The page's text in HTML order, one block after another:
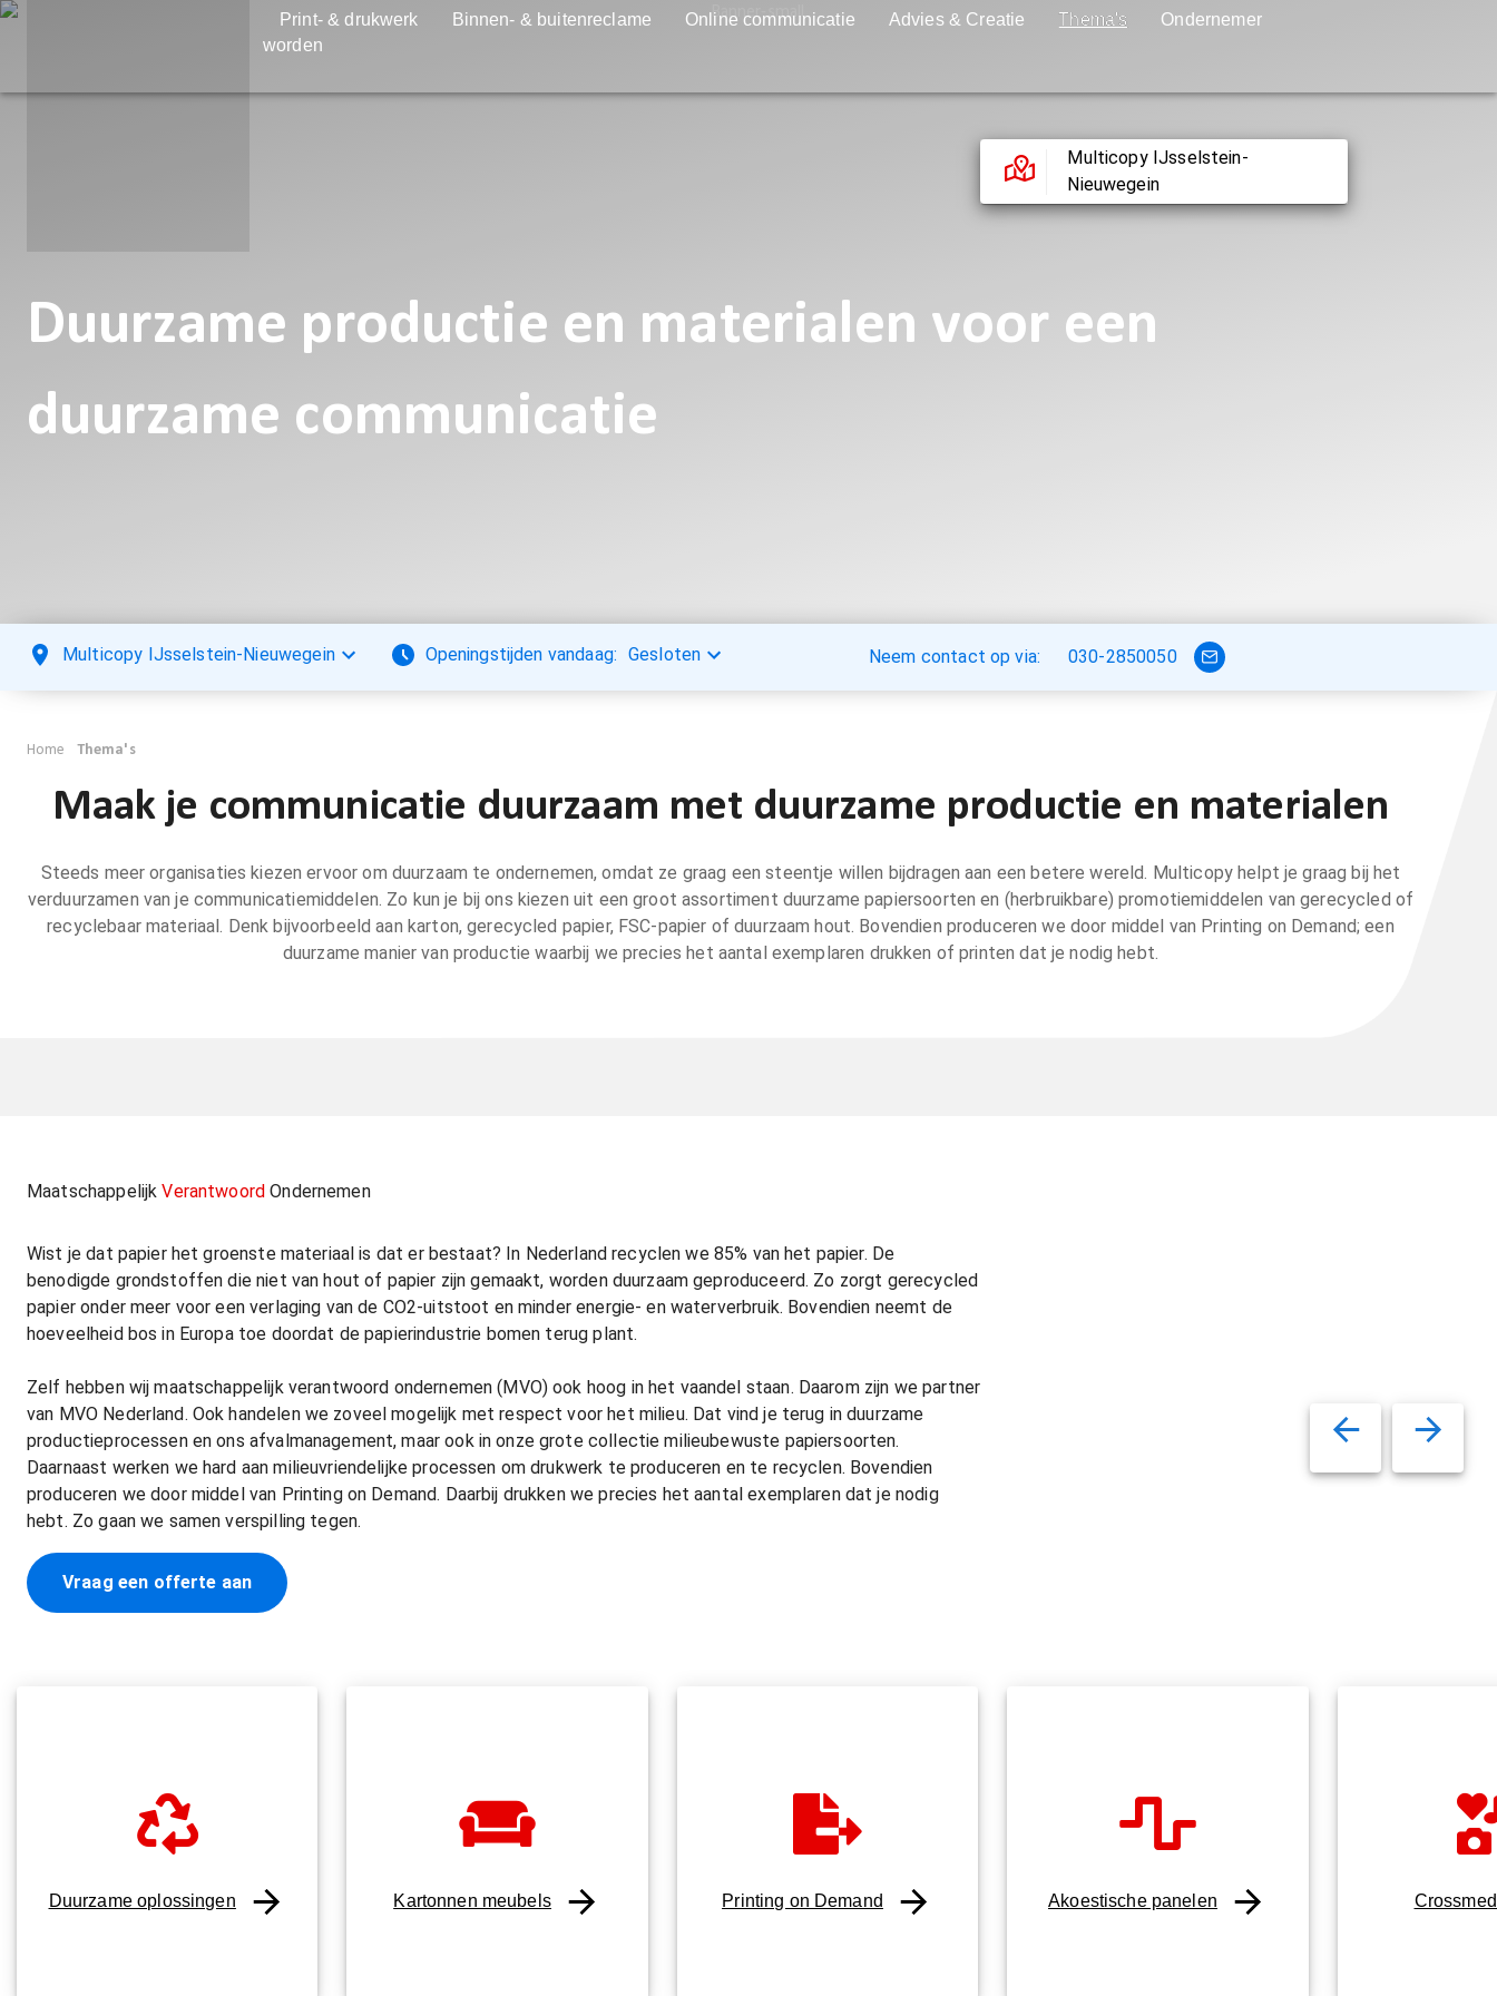
Print- & drukwerk Binnen- & buitenreclame Online communicatie Advies & Creatie Thema's
Ondernemer
worden
Multicopy IJsselstein-
Nieuwegein
Duurzame productie en materialen voor een
duurzame communicatie
Multicopy IJsselstein-Nieuwegein Openingstijden vandaag: Gesloten Neem contact op via: 030-2850050
Home Thema's
Maak je communicatie duurzaam met duurzame productie en materialen
Steeds meer organisaties kiezen ervoor om duurzaam te ondernemen, omdat ze graag een steentje willen bijdragen aan een betere wereld. Multicopy helpt je graag bij het
verduurzamen van je communicatiemiddelen. Zo kun je bij ons kiezen uit een groot assortiment duurzame papiersoorten en (herbruikbare) promotiemiddelen van gerecycled of
recyclebaar materiaal. Denk bijvoorbeeld aan karton, gerecycled papier, FSC-papier of duurzaam hout. Bovendien produceren we door middel van Printing on Demand; een
duurzame manier van productie waarbij we precies het aantal exemplaren drukken of printen dat je nodig hebt.
MaatschappelijkVerantwoord Ondernemen
Wist je dat papier het groenste materiaal is dat er bestaat? In Nederland recyclen we 85% van het papier. De
benodigde grondstoffen die niet van hout of papier zijn gemaakt, worden duurzaam geproduceerd. Zo zorgt gerecycled
papier onder meer voor een verlaging van de CO2-uitstoot en minder energie- en waterverbruik. Bovendien neemt de
hoeveelheid bos in Europa toe doordat de papierindustrie bomen terug plant.
Zelf hebben wij maatschappelijk verantwoord ondernemen (MVO) ook hoog in het vaandel staan. Daarom zijn we partner
van MVO Nederland. Ook handelen we zoveel mogelijk met respect voor het milieu. Dat vind je terug in duurzame
productieprocessen en ons afvalmanagement, maar ook in onze grote collectie milieubewuste papiersoorten.
Daarnaast werken we hard aan milieuvriendelijke processen om drukwerk te produceren en te recyclen. Bovendien
produceren we door middel van Printing on Demand. Daarbij drukken we precies het aantal exemplaren dat je nodig
hebt. Zo gaan we samen verspilling tegen.
Vraag een offerte aan
Duurzame oplossingen Kartonnen meubels Printing on Demand Akoestische panelen